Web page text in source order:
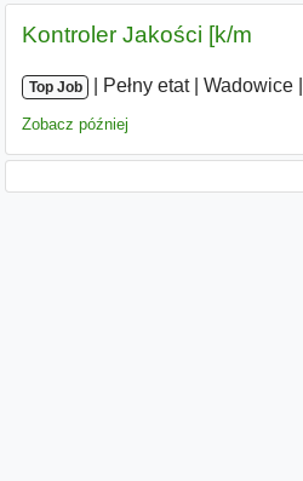
Kontroler Jakości [k/m
Top Job Pełny etat| Wadowice
Zobacz później